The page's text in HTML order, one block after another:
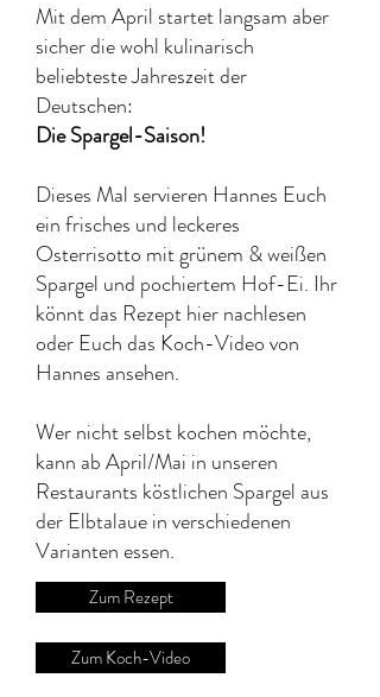
Mit dem April startet langsam aber
sicher die wohl kulinarisch
beliebteste Jahreszeit der
Deutschen:
Die Spargel-Saison!
Dieses Mal servieren Hannes Euch
ein frisches und leckeres
Osterrisotto mit grünem & weißen
Spargel und pochiertem Hof-Ei. Ihr
könnt das Rezept hier nachlesen
oder Euch das Koch-Video von
Hannes ansehen.
Wer nicht selbst kochen möchte,
kann ab April/Mai in unseren
Restaurants köstlichen Spargel aus
der Elbtalaue in verschiedenen
Varianten essen.
Zum Rezept
Zum Koch-Video